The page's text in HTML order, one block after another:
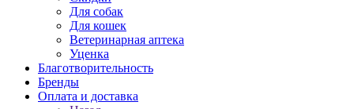
Для собак
Для кошек
Ветеринарная аптека
Уценка
Благотворительность
Бренды
Оплата и доставка